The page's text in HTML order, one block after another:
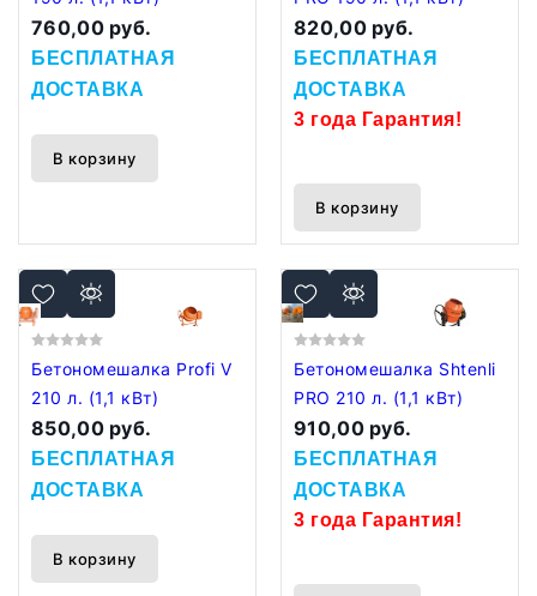
760,00 руб.
БЕСПЛАТНАЯ
ДОСТАВКА
В корзину
820,00 руб.
БЕСПЛАТНАЯ
ДОСТАВКА
3 года Гарантия!
В корзину
Бетономешалка Profi V
210 л. (1,1 кВт)
850,00 руб.
БЕСПЛАТНАЯ
ДОСТАВКА
В корзину
Бетономешалка Shtenli
PRO 210 л. (1,1 кВт)
910,00 руб.
БЕСПЛАТНАЯ
ДОСТАВКА
3 года Гарантия!